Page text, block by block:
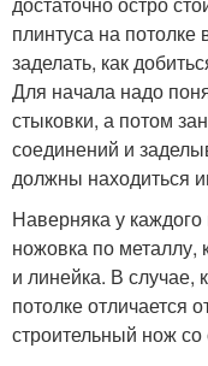
плинтуса на потолке
заделать, как
Для начала надо
стыковки, а потом
соединений и
должны находиться
Наверняка у
ножовка по металлу,
и линейка. В случае,
потолке отличается
строительный нож